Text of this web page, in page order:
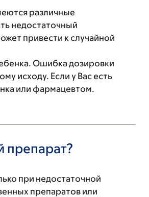
различные
недостаточный
привести к случайной
Ошибка дозировки
исходу. Если у Вас есть
или фармацевтом.
препарат?
при недостаточной
препаратов или